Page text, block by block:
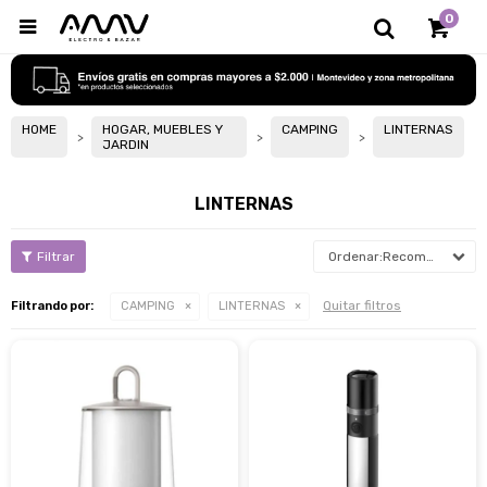
0

HOME
HOGAR, MUEBLES Y
JARDIN
CAMPING LINTERNAS
LINTERNAS
Recomendados
Filtrando por: CAMPING LINTERNAS Quitar filtros